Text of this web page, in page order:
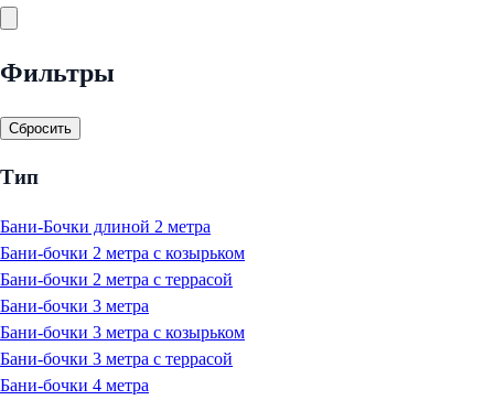
Фильтры
Сбросить
Тип
Бани-Бочки длиной 2 метра
Бани-бочки 2 метра с козырьком
Бани-бочки 2 метра с террасой
Бани-бочки 3 метра
Бани-бочки 3 метра с козырьком
Бани-бочки 3 метра с террасой
Бани-бочки 4 метра